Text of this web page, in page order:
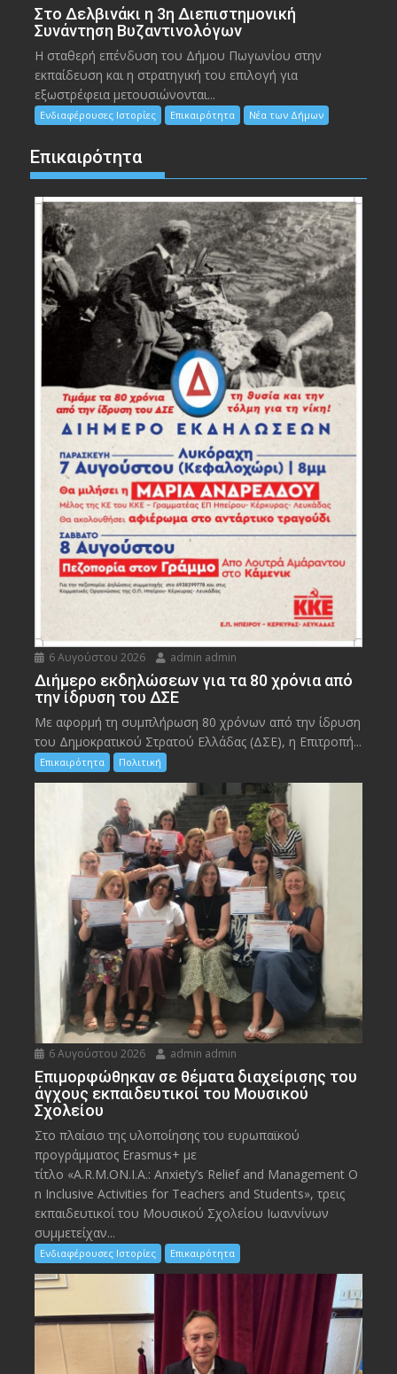
Στο Δελβινάκι η 3η Διεπιστημονική
Συνάντηση Βυζαντινολόγων
Η σταθερή επένδυση του Δήμου Πωγωνίου στην
εκπαίδευση και η στρατηγική του επιλογή για
εξωστρέφεια μετουσιώνονται...
Ενδιαφέρουσες Ιστορίες Επικαιρότητα Νέα των Δήμων
Επικαιρότητα
6 Αυγούστου 2026 admin admin
Διήμερο εκδηλώσεων για τα 80 χρόνια από
την ίδρυση του ΔΣΕ
Με αφορμή τη συμπλήρωση 80 χρόνων από την ίδρυση
του Δημοκρατικού Στρατού Ελλάδας (ΔΣΕ), η Επιτροπή...
Επικαιρότητα Πολιτική
6 Αυγούστου 2026 admin admin
Eπιμορφώθηκαν σε θέματα διαχείρισης του
άγχους εκπαιδευτικοί του Μουσικού
Σχολείου
Στο πλαίσιο της υλοποίησης του ευρωπαϊκού
προγράμματος Erasmus+ με
τίτλο «A.R.M.ON.I.A.: Anxiety’s Relief and Management O
n Inclusive Activities for Teachers and Students», τρεις
εκπαιδευτικοί του Μουσικού Σχολείου Ιωαννίνων
συμμετείχαν...
Ενδιαφέρουσες Ιστορίες Επικαιρότητα